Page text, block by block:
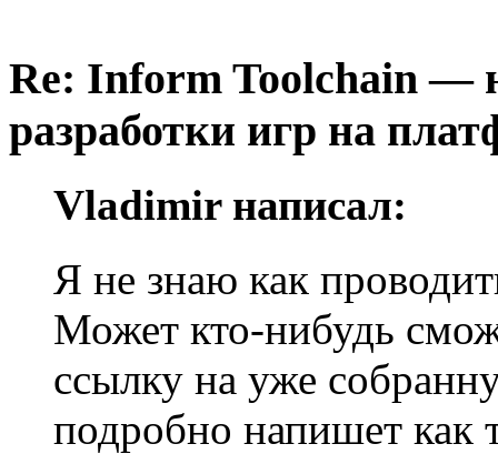
Re: Inform Toolchain —
разработки игр на
Vladimir написал:
Я не знаю как
Может кто-нибудь
ссылку на уже
подробно напишет как